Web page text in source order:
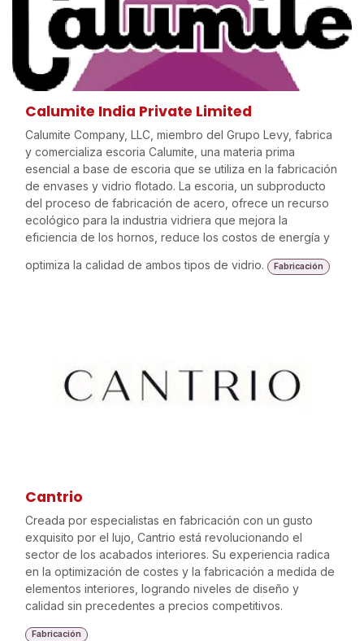
Calumite India Private Limited
Calumite Company, LLC, miembro del Grupo Levy, fabrica
y comercializa escoria Calumite, una materia prima
esencial a base de escoria que se utiliza en la fabricación
de envases y vidrio flotado. La escoria, un subproducto
del proceso de fabricación de acero, ofrece un recurso
ecológico para la industria vidriera que mejora la
eficiencia de los hornos, reduce los costos de energía y
optimiza la calidad de ambos tipos de vidrio.
Fabricación
Cantrio
Creada por especialistas en fabricación con un gusto
exquisito por el lujo, Cantrio está revolucionando el
sector de los acabados interiores. Su experiencia radica
en la optimización de costes y la fabricación a medida de
elementos interiores, logrando niveles de diseño y
calidad sin precedentes a precios competitivos.
Fabricación